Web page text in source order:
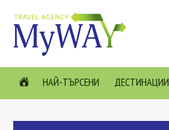
НАЙ-ТЪРСЕНИ ДЕСТИНАЦИИ